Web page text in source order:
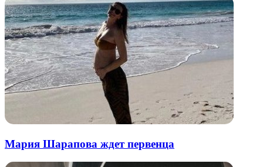
Мария Шарапова ждет первенца